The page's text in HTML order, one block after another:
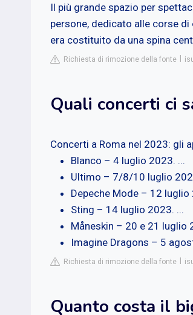
Il più grande spazio per
persone, dedicato alle corse
era costituito da una spina
Richiesta di rimozione della fonte
Quali concerti ci
Concerti a Roma nel 2023: gli
Blanco – 4 luglio 2023. ...
Ultimo – 7/8/10 luglio
Depeche Mode – 12 luglio
Sting – 14 luglio 2023. ...
Måneskin – 20 e 21 luglio
Imagine Dragons – 5
Richiesta di rimozione della fonte
Quanto costa il